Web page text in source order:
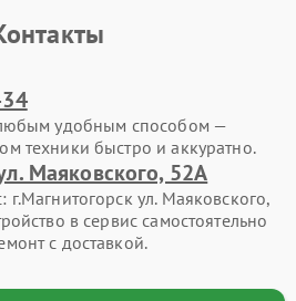
удобным способом —
техники быстро и аккуратно.
Маяковского, 52А
ул. Маяковского,
в сервис самостоятельно
с доставкой.